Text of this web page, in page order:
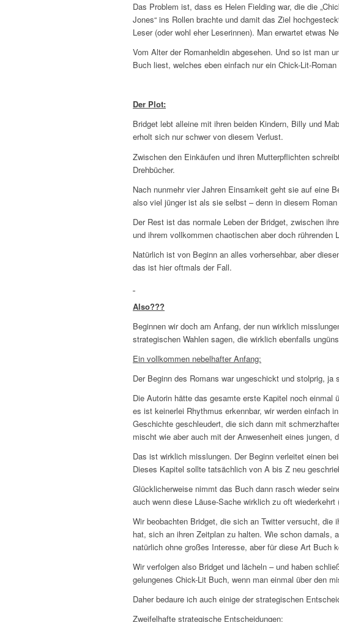
Das Problem ist, dass es Helen Fielding war, die die
Jones“ ins Rollen brachte und damit das Ziel
Leser (oder wohl eher Leserinnen). Man erwartet etwas
Vom Alter der Romanheldin abgesehen. Und so ist man
Buch liest, welches eben einfach nur ein Chick-Lit-
Der Plot:
Bridget lebt alleine mit ihren beiden Kindern, Billy und
erholt sich nur schwer von diesem Verlust.
Zwischen den Einkäufen und ihren Mutterpflichten
Drehbücher.
Nach nunmehr vier Jahren Einsamkeit geht sie auf eine
also viel jünger ist als sie selbst – denn in diesem
Der Rest ist das normale Leben der Bridget, zwischen
und ihrem vollkommen chaotischen aber doch rührenden
Natürlich ist von Beginn an alles vorhersehbar, aber
das ist hier oftmals der Fall.
Also???
Beginnen wir doch am Anfang, der nun wirklich
strategischen Wahlen sagen, die wirklich ebenfalls
Ein vollkommen nebelhafter Anfang:
Der Beginn des Romans war ungeschickt und stolprig, ja
Die Autorin hätte das gesamte erste Kapitel noch einmal
es ist keinerlei Rhythmus erkennbar, wir werden einfach
Geschichte geschleudert, die sich dann mit
mischt wie aber auch mit der Anwesenheit eines jungen,
Das ist wirklich misslungen. Der Beginn verleitet einen
Dieses Kapitel sollte tatsächlich von A bis Z neu
Glücklicherweise nimmt das Buch dann rasch wieder
auch wenn diese Läuse-Sache wirklich zu oft
Wir beobachten Bridget, die sich an Twitter versucht, die
hat, sich an ihren Zeitplan zu halten. Wie schon damals,
natürlich ohne großes Interesse, aber für diese Art Buch
Wir verfolgen also Bridget und lächeln – und haben
gelungenes Chick-Lit Buch, wenn man einmal über den
Daher bedaure ich auch einige der strategischen
Zweifelhafte strategische Entscheidungen: